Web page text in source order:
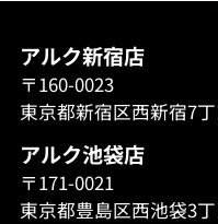
アルク新宿店
〒160-0023
東京都新宿区西新宿7
アルク池袋店
〒171-0021
東京都豊島区西池袋3